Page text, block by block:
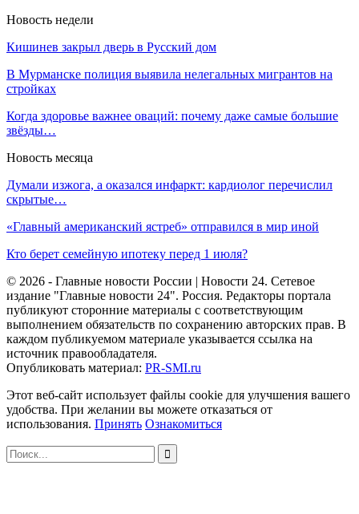
Новость недели
Кишинев закрыл дверь в Русский дом
В Мурманске полиция выявила нелегальных мигрантов на
стройках
Когда здоровье важнее оваций: почему даже самые большие
звёзды…
Новость месяца
Думали изжога, а оказался инфаркт: кардиолог перечислил
скрытые…
«Главный американский ястреб» отправился в мир иной
Кто берет семейную ипотеку перед 1 июля?
© 2026 - Главные новости России | Новости 24. Сетевое
издание "Главные новости 24". Россия. Редакторы портала
публикуют сторонние материалы с соответствующим
выполнением обязательств по сохранению авторских прав. В
каждом публикуемом материале указывается ссылка на
источник правообладателя.
Опубликовать материал: PR-SMI.ru
Этот веб-сайт использует файлы cookie для улучшения вашего
удобства. При желании вы можете отказаться от
использования. Принять Ознакомиться